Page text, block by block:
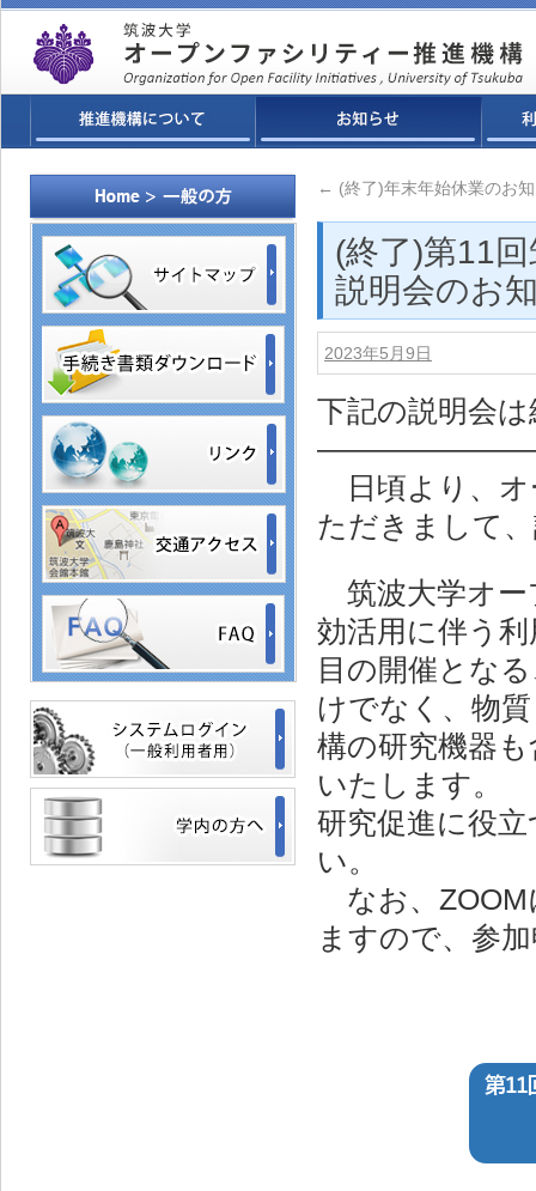
← (終了)年末年始休業のお
(終了)第11回
説明会のお
2023年5月9日
下記の説明会
日頃より、オ
ただきまして
筑波大学オー
効活用に伴う
目の開催とな
けでなく、物
構の研究機器
いたします。
研究促進に役
い。
なお、ZOOM
ますので、参